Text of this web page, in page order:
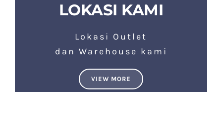
LOKASI KAMI
Lokasi Outlet
dan Warehouse kami
VIEW MORE